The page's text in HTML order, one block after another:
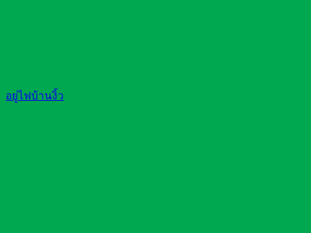
อยู่ไฟบ้านงิ้ว